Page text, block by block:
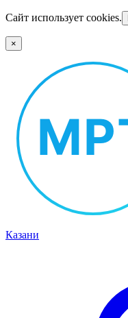
Сайт использует cookies.
×
Казани